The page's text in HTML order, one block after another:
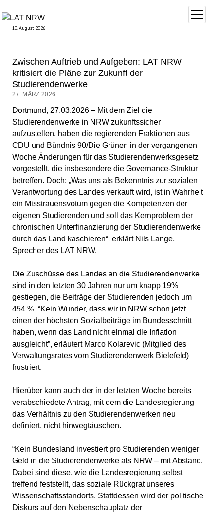
10. August 2026
Menü
öffnen
Zwischen Auftrieb und Aufgeben: LAT NRW
kritisiert die Pläne zur Zukunft der
Studierendenwerke
27. MÄRZ 2026
Dortmund, 27.03.2026 – Mit dem Ziel die
Studierendenwerke in NRW zukunftssicher
aufzustellen, haben die regierenden Fraktionen aus
CDU und Bündnis 90/Die Grünen in der vergangenen
Woche Änderungen für das Studierendenwerksgesetz
vorgestellt, die insbesondere die Governance-Struktur
betreffen. Doch: „Was uns als Bekenntnis zur sozialen
Verantwortung des Landes verkauft wird, ist in Wahrheit
ein Misstrauensvotum gegen die Kompetenzen der
eigenen Studierenden und soll das Kernproblem der
chronischen Unterfinanzierung der Studierendenwerke
durch das Land kaschieren“, erklärt Nils Lange,
Sprecher des LAT NRW.
Die Zuschüsse des Landes an die Studierendenwerke
sind in den letzten 30 Jahren nur um knapp 19%
gestiegen, die Beiträge der Studierenden jedoch um
454 %. “Kein Wunder, dass wir in NRW schon jetzt
einen der höchsten Sozialbeiträge im Bundesschnitt
haben, wenn das Land nicht einmal die Inflation
ausgleicht”, erläutert Marco Kolarevic (Mitglied des
Verwaltungsrates vom Studierendenwerk Bielefeld)
frustriert.
Hierüber kann auch der in der letzten Woche bereits
verabschiedete Antrag, mit dem die Landesregierung
das Verhältnis zu den Studierendenwerken neu
definiert, nicht hinwegtäuschen.
“Kein Bundesland investiert pro Studierenden weniger
Geld in die Studierendenwerke als NRW – mit Abstand.
Dabei sind diese, wie die Landesregierung selbst
treffend feststellt, das soziale Rückgrat unseres
Wissenschaftsstandorts. Stattdessen wird der politische
Diskurs auf den Nebenschauplatz der